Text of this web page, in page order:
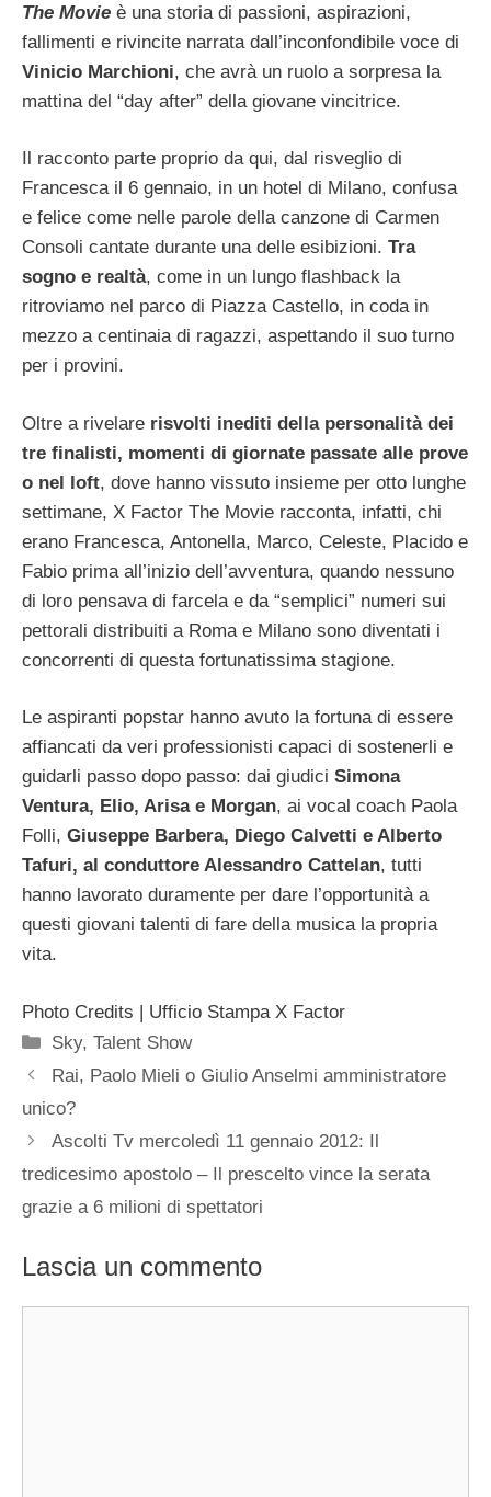
The Movie è una storia di passioni, aspirazioni,
fallimenti e rivincite narrata dall’inconfondibile voce di
Vinicio Marchioni, che avrà un ruolo a sorpresa la
mattina del “day after” della giovane vincitrice.
Il racconto parte proprio da qui, dal risveglio di
Francesca il 6 gennaio, in un hotel di Milano, confusa
e felice come nelle parole della canzone di Carmen
Consoli cantate durante una delle esibizioni. Tra
sogno e realtà, come in un lungo flashback la
ritroviamo nel parco di Piazza Castello, in coda in
mezzo a centinaia di ragazzi, aspettando il suo turno
per i provini.
Oltre a rivelare risvolti inediti della personalità dei
tre finalisti, momenti di giornate passate alle prove
o nel loft, dove hanno vissuto insieme per otto lunghe
settimane, X Factor The Movie racconta, infatti, chi
erano Francesca, Antonella, Marco, Celeste, Placido e
Fabio prima all’inizio dell’avventura, quando nessuno
di loro pensava di farcela e da “semplici” numeri sui
pettorali distribuiti a Roma e Milano sono diventati i
concorrenti di questa fortunatissima stagione.
Le aspiranti popstar hanno avuto la fortuna di essere
affiancati da veri professionisti capaci di sostenerli e
guidarli passo dopo passo: dai giudici Simona
Ventura, Elio, Arisa e Morgan, ai vocal coach Paola
Folli, Giuseppe Barbera, Diego Calvetti e Alberto
Tafuri, al conduttore Alessandro Cattelan, tutti
hanno lavorato duramente per dare l’opportunità a
questi giovani talenti di fare della musica la propria
vita.
Photo Credits | Ufficio Stampa X Factor
Categorie
Sky,Talent Show
Rai, Paolo Mieli o Giulio Anselmi amministratore
unico?
Ascolti Tv mercoledì 11 gennaio 2012: Il
tredicesimo apostolo – Il prescelto vince la serata
grazie a 6 milioni di spettatori
Lascia un commento